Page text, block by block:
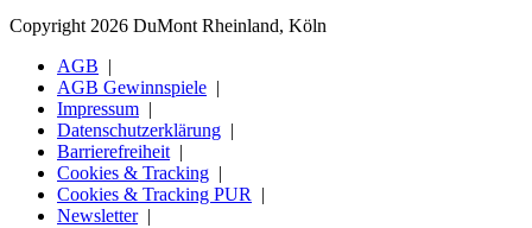
Copyright 2026 DuMont Rheinland, Köln
AGB
AGB Gewinnspiele
Impressum
Datenschutzerklärung
Barrierefreiheit
Cookies & Tracking
Cookies & Tracking PUR
Newsletter